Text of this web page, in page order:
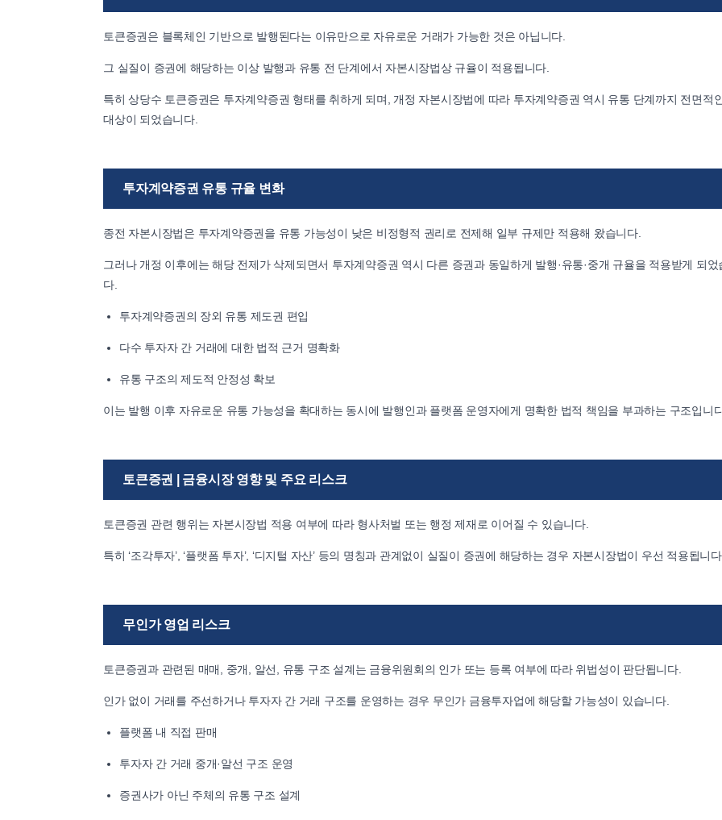
토큰증권은 블록체인 기반으로 발행된다는 이유만으로 자유로운 거래가 가능한 것은 아닙니다.
그 실질이 증권에 해당하는 이상 발행과 유통 전 단계에서 자본시장법상 규율이 적용됩니다.
특히 상당수 토큰증권은 투자계약증권 형태를 취하게 되며, 개정 자본시장법에 따라 투자계약증권 역시 유통 단계까지 전면적
대상이 되었습니다.
투자계약증권 유통 규율 변화
종전 자본시장법은 투자계약증권을 유통 가능성이 낮은 비정형적 권리로 전제해 일부 규제만 적용해 왔습니다.
그러나 개정 이후에는 해당 전제가 삭제되면서 투자계약증권 역시 다른 증권과 동일하게 발행·유통·중개 규율을 적용받게 되었
다.
투자계약증권의 장외 유통 제도권 편입
다수 투자자 간 거래에 대한 법적 근거 명확화
유통 구조의 제도적 안정성 확보
이는 발행 이후 자유로운 유통 가능성을 확대하는 동시에 발행인과 플랫폼 운영자에게 명확한 법적 책임을 부과하는 구조입니
토큰증권 | 금융시장 영향 및 주요 리스크
토큰증권 관련 행위는 자본시장법 적용 여부에 따라 형사처벌 또는 행정 제재로 이어질 수 있습니다.
특히 ‘조각투자’, ‘플랫폼 투자’, ‘디지털 자산’ 등의 명칭과 관계없이 실질이 증권에 해당하는 경우 자본시장법이 우선 적용됩니
무인가 영업 리스크
토큰증권과 관련된 매매, 중개, 알선, 유통 구조 설계는 금융위원회의 인가 또는 등록 여부에 따라 위법성이 판단됩니다.
인가 없이 거래를 주선하거나 투자자 간 거래 구조를 운영하는 경우 무인가 금융투자업에 해당할 가능성이 있습니다.
플랫폼 내 직접 판매
투자자 간 거래 중개·알선 구조 운영
증권사가 아닌 주체의 유통 구조 설계